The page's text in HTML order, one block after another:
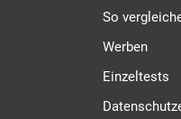
So
Werben
Einzeltests